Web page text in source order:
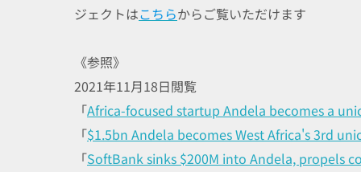
ジェクトはこちらからご覧いただけます
《参照》
2021年11月18日閲覧
「Africa-focused startup Andela becomes a
「$1.5bn Andela becomes West Africa's 3rd
「SoftBank sinks $200M into Andela, propels